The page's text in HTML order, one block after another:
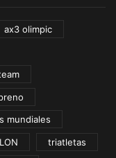
ax3 olimpic
mundiales
triatletas